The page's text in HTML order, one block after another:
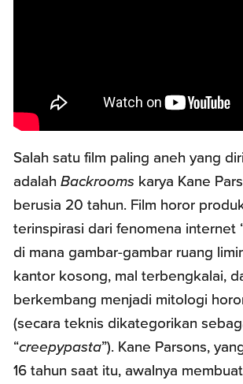
Salah satu film paling aneh yang
adalahBackrooms karya Kane
berusia 20 tahun. Film horor
terinspirasi dari fenomena internet
di mana gambar-gambar ruang
kantor kosong, mal terbengkalai,
berkembang menjadi mitologi
(secara teknis dikategorikan
“creepypasta”). Kane Parsons,
16 tahun saat itu, awalnya